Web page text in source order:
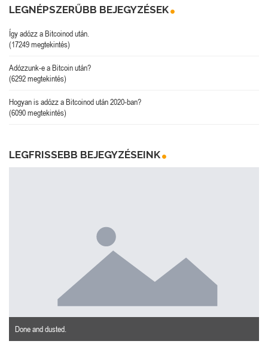
LEGNÉPSZERŰBB BEJEGYZÉSEK
Így adózz a Bitcoinod után.
(17249 megtekintés)
Adózzunk-e a Bitcoin után?
(6292 megtekintés)
Hogyan is adózz a Bitcoinod után 2020-ban?
(6090 megtekintés)
LEGFRISSEBB BEJEGYZÉSEINK
Done and dusted.